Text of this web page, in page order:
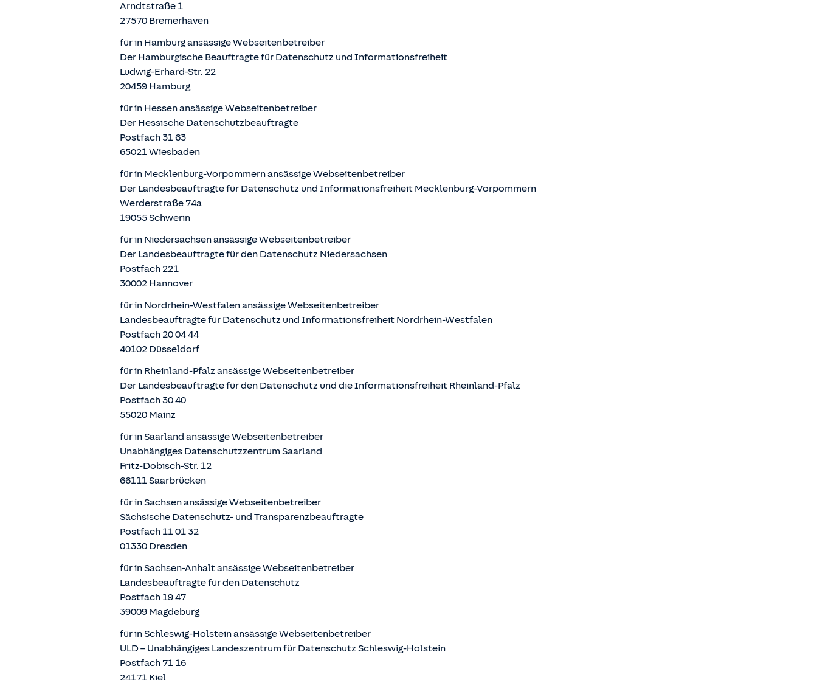
Arndtstraße 1
27570 Bremerhaven
für in Hamburg ansässige Webseitenbetreiber
Der Hamburgische Beauftragte für Datenschutz und Informationsfreiheit
Ludwig-Erhard-Str. 22
20459 Hamburg
für in Hessen ansässige Webseitenbetreiber
Der Hessische Datenschutzbeauftragte
Postfach 31 63
65021 Wiesbaden
für in Mecklenburg-Vorpommern ansässige Webseitenbetreiber
Der Landesbeauftragte für Datenschutz und Informationsfreiheit Mecklenburg-Vorpommern
Werderstraße 74a
19055 Schwerin
für in Niedersachsen ansässige Webseitenbetreiber
Der Landesbeauftragte für den Datenschutz Niedersachsen
Postfach 221
30002 Hannover
für in Nordrhein-Westfalen ansässige Webseitenbetreiber
Landesbeauftragte für Datenschutz und Informationsfreiheit Nordrhein-Westfalen
Postfach 20 04 44
40102 Düsseldorf
für in Rheinland-Pfalz ansässige Webseitenbetreiber
Der Landesbeauftragte für den Datenschutz und die Informationsfreiheit Rheinland-Pfalz
Postfach 30 40
55020 Mainz
für in Saarland ansässige Webseitenbetreiber
Unabhängiges Datenschutzzentrum Saarland
Fritz-Dobisch-Str. 12
66111 Saarbrücken
für in Sachsen ansässige Webseitenbetreiber
Sächsische Datenschutz- und Transparenzbeauftragte
Postfach 11 01 32
01330 Dresden
für in Sachsen-Anhalt ansässige Webseitenbetreiber
Landesbeauftragte für den Datenschutz
Postfach 19 47
39009 Magdeburg
für in Schleswig-Holstein ansässige Webseitenbetreiber
ULD – Unabhängiges Landeszentrum für Datenschutz Schleswig-Holstein
Postfach 71 16
24171 Kiel